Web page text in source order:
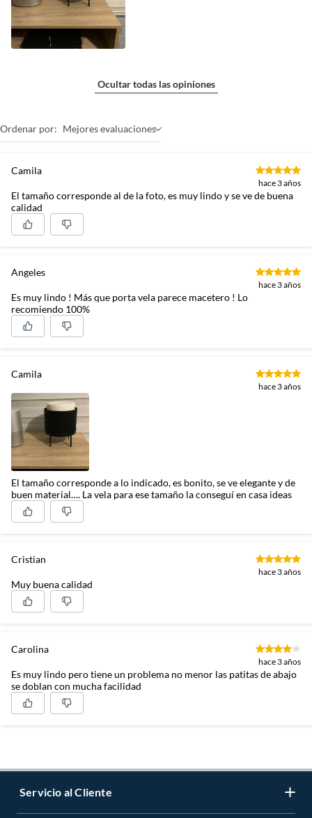
Ocultar todas las opiniones
Ordenar por: Mejores evaluaciones
Camila
hace 3 años
El tamaño corresponde al de la foto, es muy lindo y se ve de buena
calidad
Angeles
hace 3 años
Es muy lindo ! Más que porta vela parece macetero ! Lo
recomiendo 100%
Camila
hace 3 años
El tamaño corresponde a lo indicado, es bonito, se ve elegante y de
buen material…. La vela para ese tamaño la conseguí en casa ideas
Cristian
hace 3 años
Muy buena calidad
Carolina
hace 3 años
Es muy lindo pero tiene un problema no menor las patitas de abajo
se doblan con mucha facilidad
Servicio al Cliente